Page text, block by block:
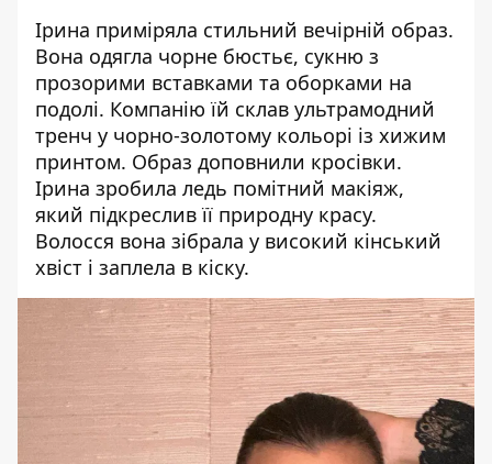
Ірина приміряла стильний вечірній образ.
Вона одягла чорне бюстьє, сукню з
прозорими вставками та оборками на
подолі. Компанію їй склав ультрамодний
тренч у чорно-золотому кольорі із хижим
принтом. Образ доповнили кросівки.
Ірина зробила ледь помітний макіяж,
який підкреслив її природну красу.
Волосся вона зібрала у високий кінський
хвіст і заплела в кіску.